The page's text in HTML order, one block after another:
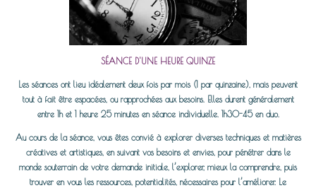
SÉANCE D'UNE HEURE QUINZE
Les séances ont lieu idéalement deux fois par mois (1 par quinzaine), mais peuvent
tout à fait être espacées, ou rapprochées aux besoins. Elles durent généralement
entre 1h et 1 heure 25 minutes en séance individuelle. 1h30-45 en duo.
Au cours de la séance, vous êtes convié à explorer diverses techniques et matières
créatives et artistiques, en suivant vos besoins et envies, pour pénétrer dans le
monde souterrain de votre demande initiale, l’explorer, mieux la comprendre, puis
trouver en vous les ressources, potentialités, nécessaires pour l’améliorer. Le